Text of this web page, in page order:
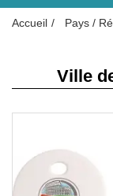
Accueil Pays /
Ville